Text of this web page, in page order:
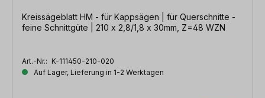
Kreissägeblatt HM - für Kappsägen | für Querschnitte -
feine Schnittgüte | 210 x 2,8/1,8 x 30mm, Z=48 WZN
Art.-Nr.: K-111450-210-020
Auf Lager, Lieferung in 1-2 Werktagen